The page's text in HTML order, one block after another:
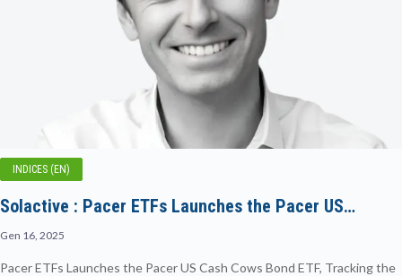
INDICES (EN)
Solactive : Pacer ETFs Launches the Pacer US…
Gen 16, 2025
Pacer ETFs Launches the Pacer US Cash Cows Bond ETF, Tracking the